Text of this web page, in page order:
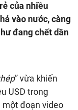
của nhiều
vào nước, càng
đang chết dần
” vừa khiến
USD trong
một đoạn video